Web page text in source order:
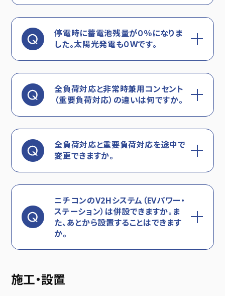
停電時に蓄電池残量が０％になりま
した。太陽光発電も０Wです。
全負荷対応と非常時兼用コンセント
（重要負荷対応）の違いは何ですか。
全負荷対応と重要負荷対応を途中で
変更できますか。
ニチコンのV2Hシステム（EVパワー・
ステーション）は併設できますか。ま
た、あとから設置することはできます
か。
施工・設置